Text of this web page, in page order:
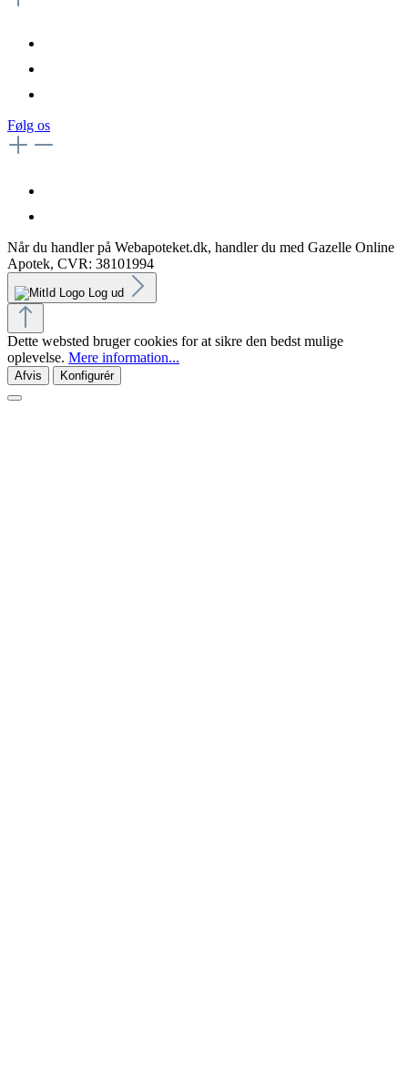
Følg os
Når du handler på Webapoteket.dk, handler du med Gazelle Online
Apotek, CVR: 38101994
Log ud
Dette websted bruger cookies for at sikre den bedst mulige
oplevelse. Mere information...
Afvis Konfigurér